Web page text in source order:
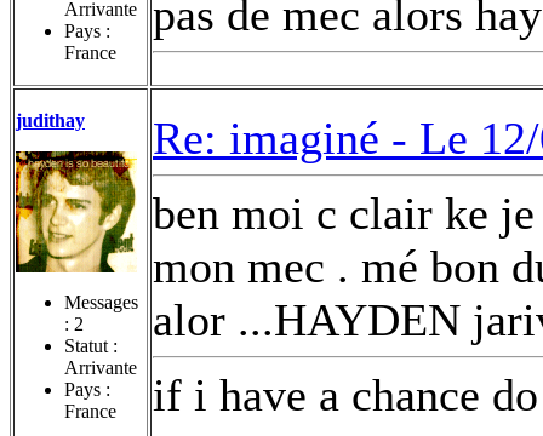
Arrivante
Pays :
France
pas de mec alors
judithay
Messages
: 2
Statut :
Arrivante
Pays :
France
Re: imaginé - Le
ben moi c clair ke
mon mec . mé bon
alor ...HAYDEN
if i have a chance